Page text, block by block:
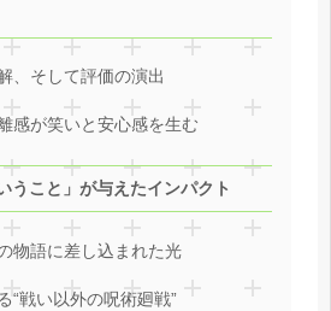
、そして評価の演出
感が笑いと安心感を生む
うこと」が与えたインパクト
物語に差し込まれた光
“戦い以外の呪術廻戦”